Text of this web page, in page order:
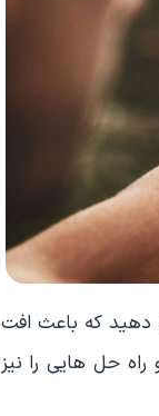
دهید که باعث افت
حل هایی را نیز